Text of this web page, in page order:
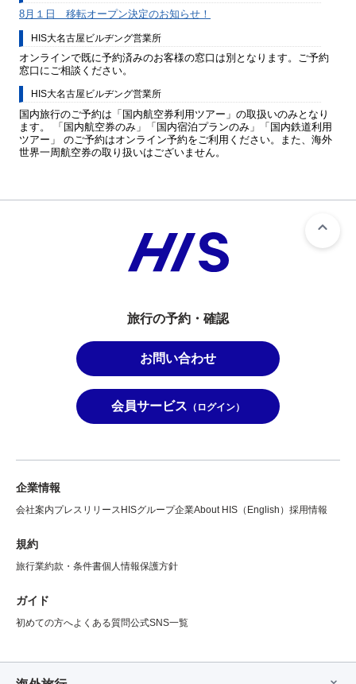
8月１日 移転オープン決定のお知らせ！
HIS大名古屋ビルヂング営業所
オンラインで既に予約済みのお客様の窓口は別となります。ご予約
窓口にご相談ください。
HIS大名古屋ビルヂング営業所
国内旅行のご予約は「国内航空券利用ツアー」の取扱いのみとなり
ます。 「国内航空券のみ」「国内宿泊プランのみ」「国内鉄道利用
ツアー」 のご予約はオンライン予約をご利用ください。また、海外
世界一周航空券の取り扱いはございません。
旅行の予約・確認
お問い合わせ
会員サービス （ログイン）
企業情報
会社案内プレスリリース HISグループ企業About HIS（English） 採用情報
規約
旅行業約款・条件書個人情報保護方針
ガイド
初めての方へよくある質問公式SNS一覧